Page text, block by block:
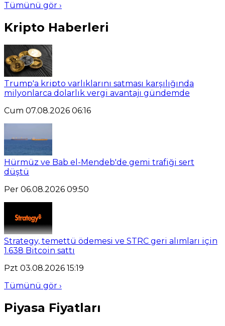
Tümünü gör ›
Kripto Haberleri
Trump'a kripto varlıklarını satması karşılığında
milyonlarca dolarlık vergi avantajı gündemde
Cum 07.08.2026 06:16
Hürmüz ve Bab el-Mendeb'de gemi trafiği sert
düştü
Per 06.08.2026 09:50
Strategy, temettü ödemesi ve STRC geri alımları için
1.638 Bitcoin sattı
Pzt 03.08.2026 15:19
Tümünü gör ›
Piyasa Fiyatları